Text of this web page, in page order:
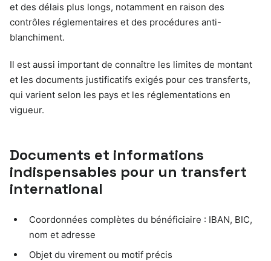
et des délais plus longs, notamment en raison des
contrôles réglementaires et des procédures anti-
blanchiment.
Il est aussi important de connaître les limites de montant
et les documents justificatifs exigés pour ces transferts,
qui varient selon les pays et les réglementations en
vigueur.
Documents et informations
indispensables pour un transfert
international
Coordonnées complètes du bénéficiaire : IBAN, BIC,
nom et adresse
Objet du virement ou motif précis